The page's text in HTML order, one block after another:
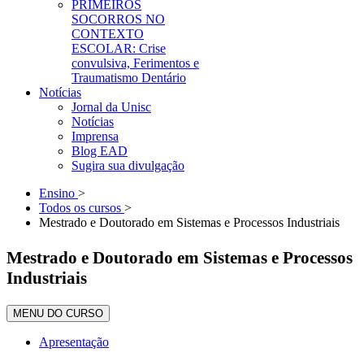
PRIMEIROS
SOCORROS NO
CONTEXTO
ESCOLAR: Crise
convulsiva, Ferimentos e
Traumatismo Dentário
Notícias
Jornal da Unisc
Notícias
Imprensa
Blog EAD
Sugira sua divulgação
Ensino >
Todos os cursos >
Mestrado e Doutorado em Sistemas e Processos Industriais
Mestrado e Doutorado em Sistemas e Processos
Industriais
MENU DO CURSO
Apresentação